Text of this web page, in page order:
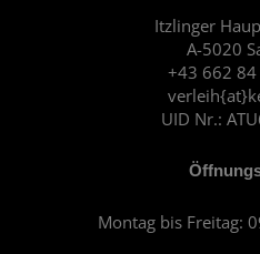
Itzlinger
A-5020
+43 662
UID Nr.:
Montag bis Freitag: